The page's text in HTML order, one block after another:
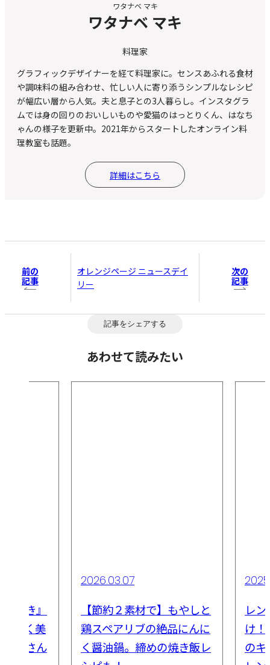
ワタナベ マキ
ワタナベ マキ
料理家
グラフィックデザイナーを経て料理家に。センスあふれる食材
や調味料の組み合わせ、忙しい人に寄り添うシンプルなレシピ
が幅広い層から人気。夫と息子との3人暮らし。インスタグラ
ムでは身の回りのおいしいものや愛猫のはっとりくん、はなち
ゃんの様子を更新中。2021年からスタートしたオンライン料
理教室も話題。
詳細はこちら
前の
記事
オレンジページ ニュースデイ
リー
次の
記事
記事をシェアする
あわせて読みたい
巻き』
なく美
マキさん
2026.03.07
【節約２素材で】もやしと
鶏スペアリブの絶品にんに
く醤油鍋。締めの焼き飯レ
レ
け
のキ